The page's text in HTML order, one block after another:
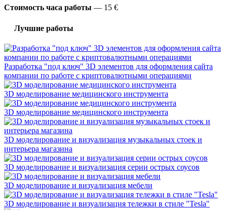
Стоимость часа работы — 15 €
Лучшие работы
Разработка "под ключ" 3D элементов для оформления сайта
компании по работе с криптовалютными операциями
3D моделирование медицинского инструмента
3D моделирование медицинского инструмента
3D моделирование и визуализация музыкальных стоек и
интерьера магазина
3D моделирование и визуализация серии острых соусов
3D моделирование и визуализация мебели
3D моделирование и визуализация тележки в стиле "Tesla"